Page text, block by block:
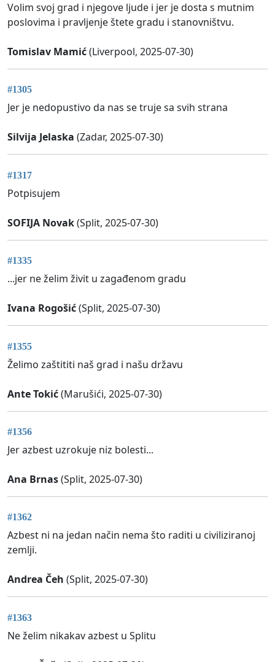
Volim svoj grad i njegove ljude i jer je dosta s mutnim
poslovima i pravljenje štete gradu i stanovništvu.
Tomislav Mamić(Liverpool, 2025-07-30)
#1305
Jer je nedopustivo da nas se truje sa svih strana
Silvija Jelaska (Zadar, 2025-07-30)
#1317
Potpisujem
SOFIJA Novak(Split, 2025-07-30)
#1335
...jer ne želim živit u zagađenom gradu
Ivana Rogošić(Split, 2025-07-30)
#1355
Želimo zaštititi naš grad i našu državu
Ante Tokić(Marušići, 2025-07-30)
#1356
Jer azbest uzrokuje niz bolesti...
Ana Brnas(Split, 2025-07-30)
#1362
Azbest ni na jedan način nema što raditi u civiliziranoj
zemlji.
Andrea Čeh (Split, 2025-07-30)
#1363
Ne želim nikakav azbest u Splitu